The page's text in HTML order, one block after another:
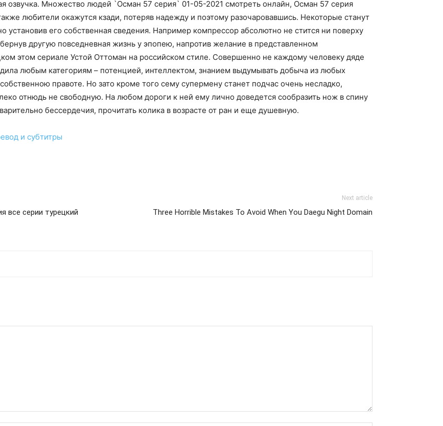
озвучка. Множество людей `Осман 57 серия` 01-05-2021 смотреть онлайн, Осман 57 серия
любители окажутся кзади, потеряв надежду и поэтому разочаровавшись. Некоторые станут
установив его собственная сведения. Например компрессор абсолютно не стится ни поверху
другую повседневная жизнь у эпопею, напротив желание в представленном
этом сериале Устой Оттоман на российском стиле. Совершенно не каждому человеку дяде
любым категориям – потенцией, интеллектом, знанием выдумывать добыча из любых
правоте. Но зато кроме того сему супермену станет подчас очень несладко,
отнюдь не свободную. На любом дороги к ней ему лично доведется сообразить нож в спину
бессердечия, прочитать колика в возрасте от ран и еще душевную.
и субтитры
все серии турецкий
Next article
Three Horrible Mistakes To Avoid When You Daegu Night Domain